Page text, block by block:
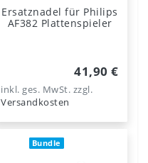
Ersatznadel für Philips
AF382 Plattenspieler
41,90 €
inkl. ges. MwSt. zzgl.
Versandkosten
Bundle